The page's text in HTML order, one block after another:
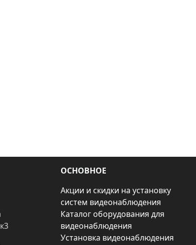
ОСНОВНОЕ
Акции и скидки на установку
систем видеонаблюдения
Каталог оборудования для
видеонаблюдения
Установка видеонаблюдения